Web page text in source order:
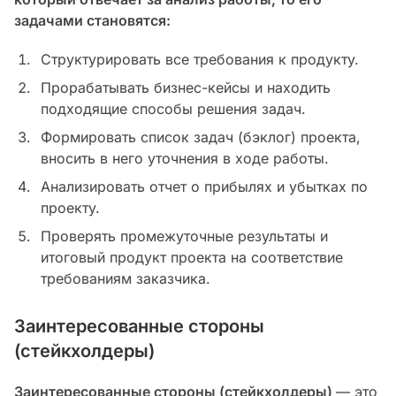
задачами становятся:
Структурировать все требования к продукту.
Прорабатывать бизнес-кейсы и находить
подходящие способы решения задач.
Формировать список задач (бэклог) проекта,
вносить в него уточнения в ходе работы.
Анализировать отчет о прибылях и убытках по
проекту.
Проверять промежуточные результаты и
итоговый продукт проекта на соответствие
требованиям заказчика.
Заинтересованные стороны
(стейкхолдеры)
Заинтересованные стороны (стейкхолдеры) — это